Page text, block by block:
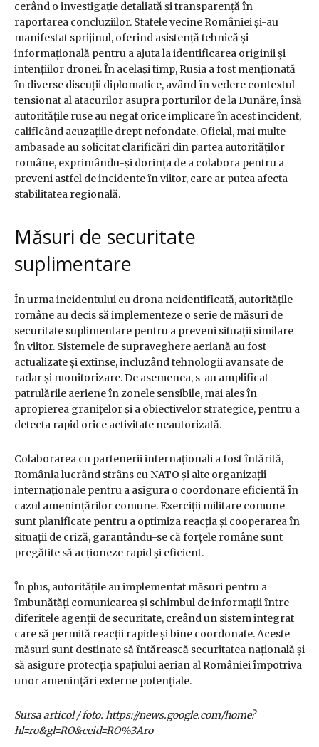
cerând o investigație detaliată și transparență în
raportarea concluziilor. Statele vecine României și-au
manifestat sprijinul, oferind asistență tehnică și
informațională pentru a ajuta la identificarea originii și
intențiilor dronei. În același timp, Rusia a fost menționată
în diverse discuții diplomatice, având în vedere contextul
tensionat al atacurilor asupra porturilor de la Dunăre, însă
autoritățile ruse au negat orice implicare în acest incident,
calificând acuzațiile drept nefondate. Oficial, mai multe
ambasade au solicitat clarificări din partea autorităților
române, exprimându-și dorința de a colabora pentru a
preveni astfel de incidente în viitor, care ar putea afecta
stabilitatea regională.
Măsuri de securitate
suplimentare
În urma incidentului cu drona neidentificată, autoritățile
române au decis să implementeze o serie de măsuri de
securitate suplimentare pentru a preveni situații similare
în viitor. Sistemele de supraveghere aeriană au fost
actualizate și extinse, incluzând tehnologii avansate de
radar și monitorizare. De asemenea, s-au amplificat
patrulările aeriene în zonele sensibile, mai ales în
apropierea granițelor și a obiectivelor strategice, pentru a
detecta rapid orice activitate neautorizată.
Colaborarea cu partenerii internaționali a fost întărită,
România lucrând strâns cu NATO și alte organizații
internaționale pentru a asigura o coordonare eficientă în
cazul amenințărilor comune. Exerciții militare comune
sunt planificate pentru a optimiza reacția și cooperarea în
situații de criză, garantându-se că forțele române sunt
pregătite să acționeze rapid și eficient.
În plus, autoritățile au implementat măsuri pentru a
îmbunătăți comunicarea și schimbul de informații între
diferitele agenții de securitate, creând un sistem integrat
care să permită reacții rapide și bine coordonate. Aceste
măsuri sunt destinate să întărească securitatea națională și
să asigure protecția spațiului aerian al României împotriva
unor amenințări externe potențiale.
Sursa articol / foto: https://news.google.com/home?
hl=ro&gl=RO&ceid=RO%3Aro